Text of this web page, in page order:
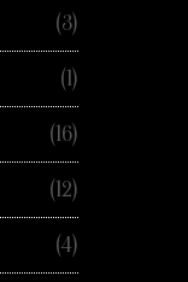
(3)
(1)
(16)
(12)
(4)